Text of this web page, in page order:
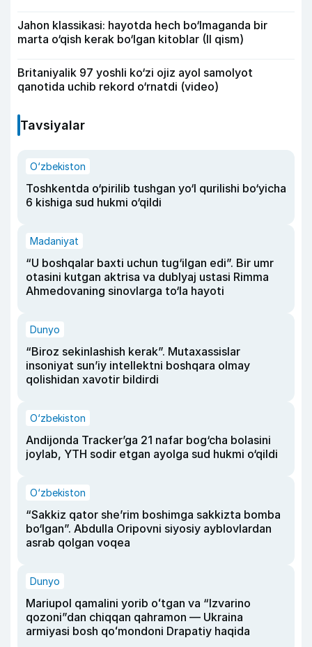
Jahon klassikasi: hayotda hech bo‘lmaganda bir
marta o‘qish kerak bo‘lgan kitoblar (II qism)
Britaniyalik 97 yoshli ko‘zi ojiz ayol samolyot
qanotida uchib rekord o‘rnatdi (video)
Tavsiyalar
O‘zbekiston
Toshkentda o‘pirilib tushgan yo‘l qurilishi bo‘yicha
6 kishiga sud hukmi o‘qildi
Madaniyat
“U boshqalar baxti uchun tug‘ilgan edi”. Bir umr
otasini kutgan aktrisa va dublyaj ustasi Rimma
Ahmedovaning sinovlarga to‘la hayoti
Dunyo
“Biroz sekinlashish kerak”. Mutaxassislar
insoniyat sun’iy intellektni boshqara olmay
qolishidan xavotir bildirdi
O‘zbekiston
Andijonda Tracker’ga 21 nafar bog‘cha bolasini
joylab, YTH sodir etgan ayolga sud hukmi o‘qildi
O‘zbekiston
“Sakkiz qator she’rim boshimga sakkizta bomba
bo‘lgan”. Abdulla Oripovni siyosiy ayblovlardan
asrab qolgan voqea
Dunyo
Mariupol qamalini yorib oʻtgan va “Izvarino
qozoni”dan chiqqan qahramon — Ukraina
armiyasi bosh qoʻmondoni Drapatiy haqida